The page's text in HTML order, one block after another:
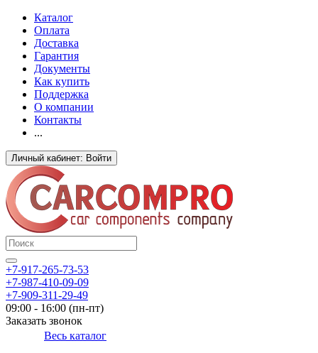
Каталог
Оплата
Доставка
Гарантия
Документы
Как купить
Поддержка
О компании
Контакты
...
Личный кабинет: Войти
+7-917-265-73-53
+7-987-410-09-09
+7-909-311-29-49
09:00 - 16:00 (пн-пт)
Заказать звонок
Весь каталог